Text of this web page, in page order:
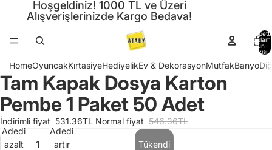
Hoşgeldiniz! 1000 TL ve Üzeri
Alışverişlerinizde Kargo Bedava!
toplam
ürün
sayısı:
HomeOyuncakKırtasiyeHediyelikEv & DekorasyonMutfakBanyo
Görseli
tam
ekranda
aç
Tam Kapak Dosya Karton
Pembe 1 Paket 50 Adet
İndirimli fiyat 531.36TL Normal fiyat 546.36TL
Adedi
azalt
Adedi
artır
Tükendi
Gizlilik politikası
Hizmet şartları
Para iade politikası